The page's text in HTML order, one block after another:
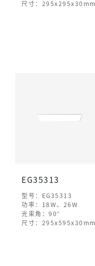
尺寸：295x295x30mm
EG35313
型号：EG35313
功率：18W、26W
光束角：90°
尺寸：295x595x30mm